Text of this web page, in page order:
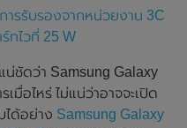
ารรับรองจากหน่วยงาน 3C
ทไวที่ 25 W
น่ชัดว่า Samsung Galaxy
มื่อไหร่ ไม่แน่ว่าอาจจะเปิด
ด้อย่าง Samsung Galaxy